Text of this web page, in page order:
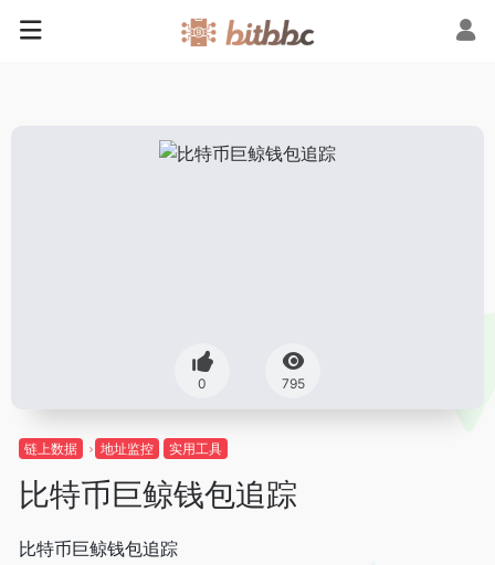
0 795
链上数据 地址监控 实用工具
比特币巨鲸钱包追踪
比特币巨鲸钱包追踪